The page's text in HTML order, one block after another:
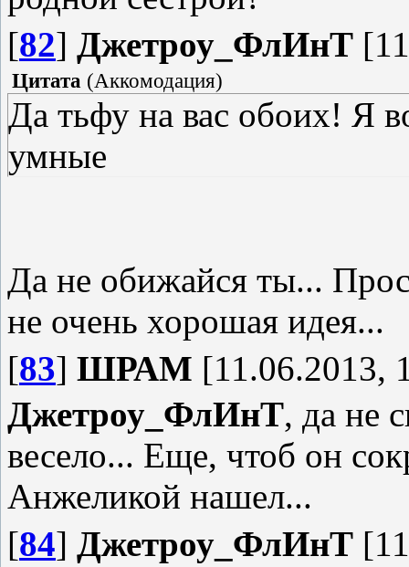
[82] Джетроу_ФлИнТ
Цитата (Аккомодация)
Да тьфу на вас обоих! Я
умные
Да не обижайся ты...
не очень хорошая идея...
[83] ШРАМ [11.06.2013,
Джетроу_ФлИнТ, да не
весело... Еще, чтоб он
Анжеликой нашел...
[84] Джетроу_ФлИнТ